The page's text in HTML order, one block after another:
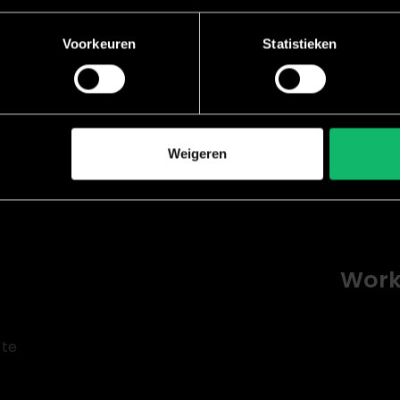
Voorkeuren Statistieken
Weigeren
te gaan bewegen. Ondanks dat je weet dat